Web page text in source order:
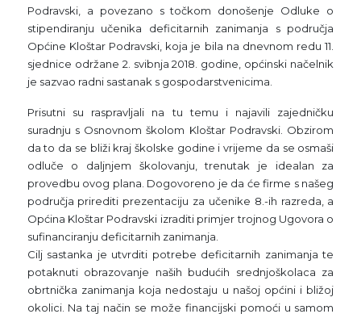
Podravski, a povezano s točkom donošenje Odluke o
stipendiranju učenika deficitarnih zanimanja s područja
Općine Kloštar Podravski, koja je bila na dnevnom redu 11.
sjednice održane 2. svibnja 2018. godine, općinski načelnik
je sazvao radni sastanak s gospodarstvenicima.
Prisutni su raspravljali na tu temu i najavili zajedničku
suradnju s Osnovnom školom Kloštar Podravski. Obzirom
da to da se bliži kraj školske godine i vrijeme da se osmaši
odluče o daljnjem školovanju, trenutak je idealan za
provedbu ovog plana. Dogovoreno je da će firme s našeg
područja prirediti prezentaciju za učenike 8.-ih razreda, a
Općina Kloštar Podravski izraditi primjer trojnog Ugovora o
sufinanciranju deficitarnih zanimanja.
Cilj sastanka je utvrditi potrebe deficitarnih zanimanja te
potaknuti obrazovanje naših budućih srednjoškolaca za
obrtnička zanimanja koja nedostaju u našoj općini i bližoj
okolici. Na taj način se može financijski pomoći u samom